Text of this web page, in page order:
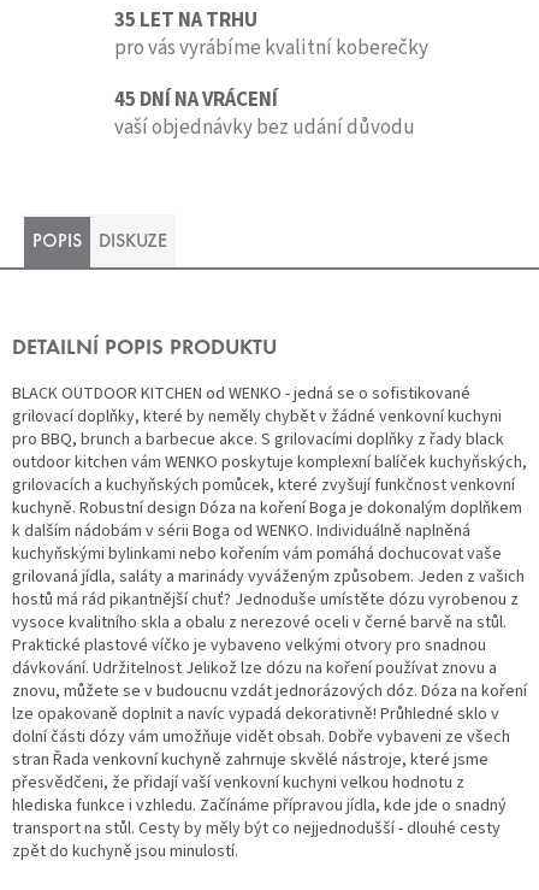
35 LET NA TRHU
pro vás vyrábíme kvalitní koberečky
45 DNÍ NA VRÁCENÍ
vaší objednávky bez udání důvodu
POPIS DISKUZE
DETAILNÍ POPIS PRODUKTU
BLACK OUTDOOR KITCHEN od WENKO - jedná se o sofistikované
grilovací doplňky, které by neměly chybět v žádné venkovní kuchyni
pro BBQ, brunch a barbecue akce. S grilovacími doplňky z řady black
outdoor kitchen vám WENKO poskytuje komplexní balíček kuchyňských,
grilovacích a kuchyňských pomůcek, které zvyšují funkčnost venkovní
kuchyně. Robustní design Dóza na koření Boga je dokonalým doplňkem
k dalším nádobám v sérii Boga od WENKO. Individuálně naplněná
kuchyňskými bylinkami nebo kořením vám pomáhá dochucovat vaše
grilovaná jídla, saláty a marinády vyváženým způsobem. Jeden z vašich
hostů má rád pikantnější chuť? Jednoduše umístěte dózu vyrobenou z
vysoce kvalitního skla a obalu z nerezové oceli v černé barvě na stůl.
Praktické plastové víčko je vybaveno velkými otvory pro snadnou
dávkování. Udržitelnost Jelikož lze dózu na koření používat znovu a
znovu, můžete se v budoucnu vzdát jednorázových dóz. Dóza na koření
lze opakovaně doplnit a navíc vypadá dekorativně! Průhledné sklo v
dolní části dózy vám umožňuje vidět obsah. Dobře vybaveni ze všech
stran Řada venkovní kuchyně zahrnuje skvělé nástroje, které jsme
přesvědčeni, že přidají vaší venkovní kuchyni velkou hodnotu z
hlediska funkce i vzhledu. Začínáme přípravou jídla, kde jde o snadný
transport na stůl. Cesty by měly být co nejjednodušší - dlouhé cesty
zpět do kuchyně jsou minulostí.